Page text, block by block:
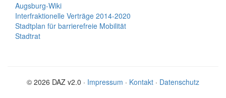
Augsburg-Wiki
Interfraktionelle Verträge 2014-2020
Stadtplan für barrierefreie Mobilität
Stadtrat
© 2026 DAZ v2.0 · Impressum · Kontakt · Datenschutz